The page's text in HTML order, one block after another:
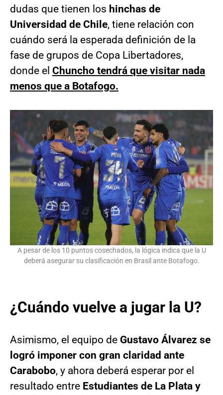
dudas que tienen los hinchas de
Universidad de Chile, tiene relación con
cuándo será la esperada definición de la
fase de grupos de Copa Libertadores,
donde el Chuncho tendrá que visitar nada
menos que a Botafogo.
A pesar de los 10 puntos cosechados, la lógica indica que la U
deberá asegurar su clasificación en Brasil ante Botafogo.
¿Cuándo vuelve a jugar la U?
Asimismo, el equipo de Gustavo Álvarez se
logró imponer con gran claridad ante
Carabobo, y ahora deberá esperar por el
resultado entre Estudiantes de La Plata y